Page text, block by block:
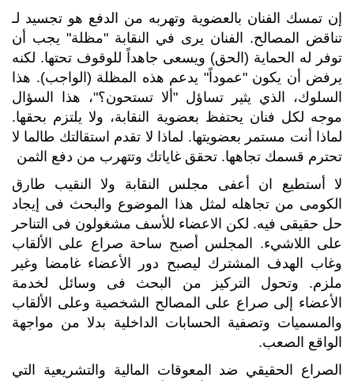
إن تمسك الفنان بالعضوية وتهربه من الدفع هو تجسيد لـ
تناقض المصالح. الفنان يرى في النقابة "مظلة" يجب أن
توفر له الحماية (الحق) ويسعى جاهداً للوقوف تحتها. لكنه
يرفض أن يكون "عموداً" يدعم هذه المظلة (الواجب). هذا
السلوك، الذي يثير تساؤل "ألا تستحون؟"، هذا السؤال
موجه لكل فنان يحتفظ بعضوية النقابة، ولا يلتزم بحقها.
لماذا أنت مستمر بعضويتها. لماذا لا تقدم استقالتك طالما لا
تحترم قسمك تجاهها. تحقق غاياتك وتتهرب من دفع الثمن
لا أستطيع ان أعفى مجلس النقابة ولا النقيب طارق
الكومى من تجاهله لمثل هذا الموضوع والبحث فى إيجاد
حل حقيقى فيه. لكن الاعضاء للأسف مشغولون فى التناحر
على اللاشيء. المجلس أصبح ساحة صراع على الألقاب
وغاب الهدف المشترك ليصبح دور الأعضاء غامضا وغير
ملزم. وتحول التركيز من البحث فى وسائل لخدمة
الأعضاء إلى صراع على المصالح الشخصية وعلى الألقاب
والمسميات وتصفية الحسابات الداخلية بدلا من مواجهة
الواقع الصعب.
الصراع الحقيقي ضد المعوقات المالية والتشريعية التي